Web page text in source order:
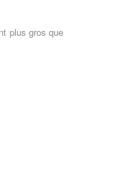
plus gros que